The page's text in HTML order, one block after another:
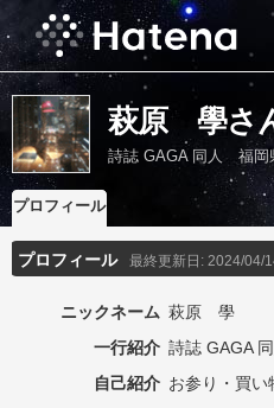
萩原 學さ
詩誌 GAGA 同人 福岡
プロフィール
プロフィール 最終更新日: 2024/04/
ニックネーム 萩原 學
一行紹介 詩誌 GAGA
自己紹介 お参り・買